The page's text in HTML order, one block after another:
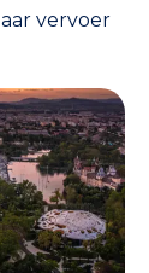
vervoer